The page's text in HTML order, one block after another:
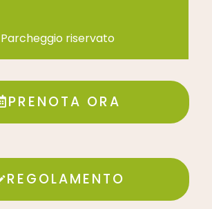
Parcheggio riservato
PRENOTA ORA
REGOLAMENTO